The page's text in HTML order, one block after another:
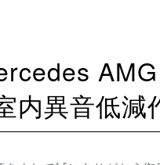
内異音低